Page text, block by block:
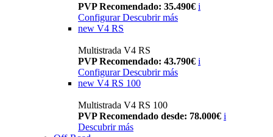
PVP Recomendado: 35.490€ i
Configurar Descubrir más
new V4 RS
Multistrada V4 RS
PVP Recomendado: 43.790€ i
ConfigurarDescubrir más
new V4 RS 100
Multistrada V4 RS 100
PVP Recomendado desde: 78.000€ i
Descubrir más